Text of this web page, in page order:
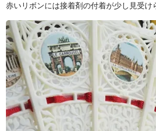
赤いリボンには接着剤の付着が少し見受け